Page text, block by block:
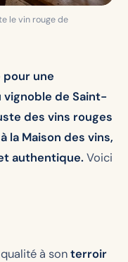
le vin rouge de
pour une
de Saint-
des vins rouges
la Maison des vins,
authentique. Voici
à sonterroir